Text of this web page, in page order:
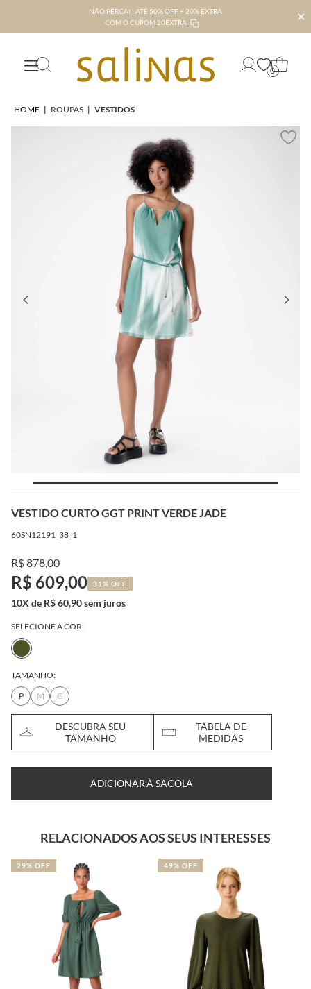
NÃO PERCA! | ATÉ 50% OFF + 20% EXTRA
COM O CUPOM 20EXTRA ✕
0
HOME | ROUPAS | VESTIDOS
VESTIDO CURTO GGT PRINT VERDE JADE
60SN12191_38_1
R$ 878,00
R$ 609,00 31% OFF
10X de R$ 60,90 sem juros
SELECIONE A COR:
TAMANHO:
P
M G
DESCUBRA SEU
TAMANHO
TABELA DE
MEDIDAS
ADICIONAR À SACOLA
RELACIONADOS AOS SEUS INTERESSES
29% OFF 49% OFF